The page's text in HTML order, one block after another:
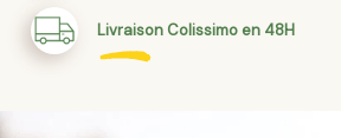
Livraison Colissimo en 48H